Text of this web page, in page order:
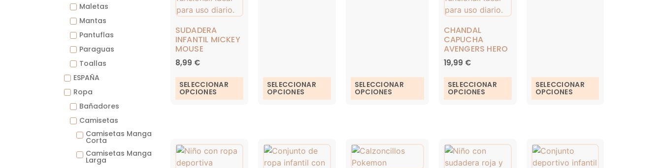
Maletas
Mantas
Pantuflas
Paraguas
Toallas
ESPAÑA
Ropa
Bañadores
Camisetas
Camisetas Manga
Corta
Camisetas Manga
Larga
SUDADERA
INFANTIL MICKEY
MOUSE
8,99 €
SELECCIONAR
OPCIONES
SELECCIONAR
OPCIONES
SELECCIONAR
OPCIONES
CHANDAL
CAPUCHA
AVENGERS HERO
19,99 €
SELECCIONAR
OPCIONES
SELECCIONAR
OPCIONES